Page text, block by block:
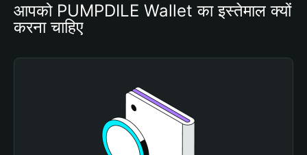
आपको PUMPDILE Wallet का इस्तेमाल क्यों
करना चाहिए